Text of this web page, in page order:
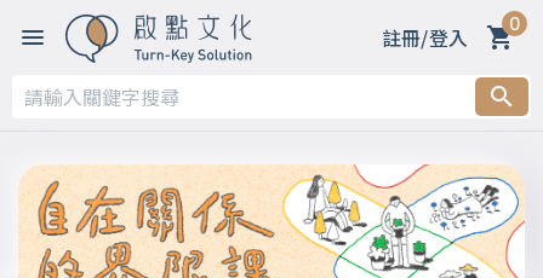
註冊/登入 0